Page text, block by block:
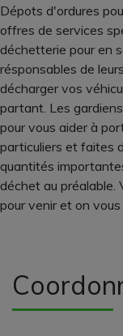
Dépots d'ordures
offres de services
déchetterie pour en
résponsables de
décharger vos
partant. Les
pour vous aider à
particuliers et faites
quantités
déchet au préalable.
pour venir et on